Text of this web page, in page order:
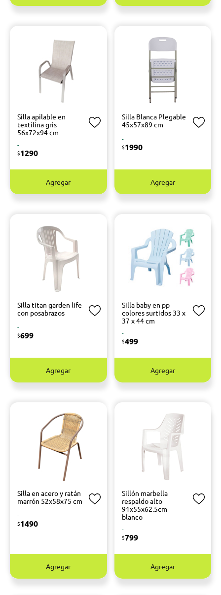
Silla apilable en
textilina gris
56x72x94 cm
-
$1290
Agregar
Silla Blanca Plegable
45x57x89 cm
-
$1990
Agregar
Silla titan garden life
con posabrazos
-
$699
Agregar
Silla baby en pp
colores surtidos 33 x
37 x 44 cm
-
$499
Agregar
Silla en acero y ratán
marrón 52x58x75 cm
-
$1490
Agregar
Sillón marbella
respaldo alto
91x55x62.5cm
blanco
-
$799
Agregar